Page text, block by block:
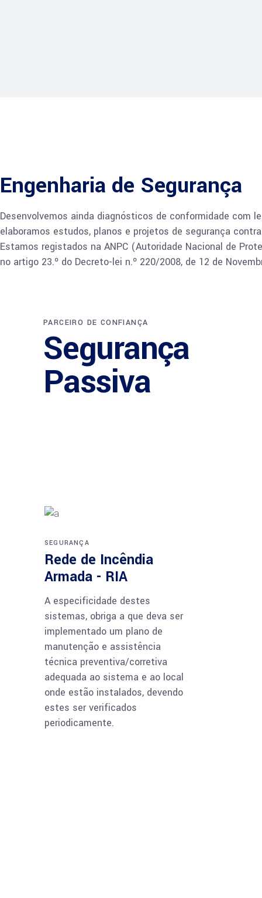
Engenharia de Segurança
Desenvolvemos ainda diagnósticos de conformidade com
elaboramos estudos, planos e projetos de segurança
Estamos registados na ANPC (Autoridade Nacional de
no artigo 23.º do Decreto-lei n.º 220/2008, de 12 de
PARCEIRO DE CONFIANÇA
Segurança
Passiva
SEGURANÇA
Rede de Incêndia
Armada - RIA
A especificidade destes
sistemas, obriga a que deva ser
implementado um plano de
manutenção e assistência
técnica preventiva/corretiva
adequada ao sistema e ao local
onde estão instalados, devendo
estes ser verificados
periodicamente.